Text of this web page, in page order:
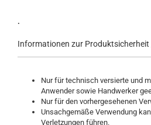
.
Informationen zur
Nur für technisch versierte und
Anwender sowie Handwerker
Nur für den vorhergesehenen
Unsachgemäße Verwendung
Verletzungen führen.